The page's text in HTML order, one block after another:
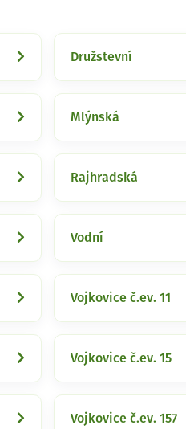
Družstevní
Mlýnská
Rajhradská
Vodní
Vojkovice č.ev. 11
Vojkovice č.ev. 15
Vojkovice č.ev. 157